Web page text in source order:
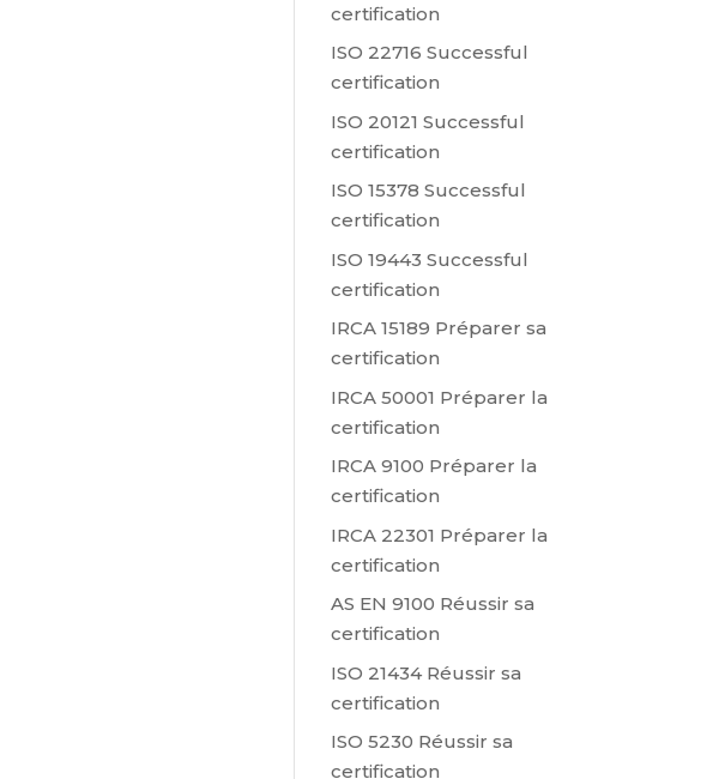
certification
ISO 22716 Successful
certification
ISO 20121 Successful
certification
ISO 15378 Successful
certification
ISO 19443 Successful
certification
IRCA 15189 Préparer sa
certification
IRCA 50001 Préparer la
certification
IRCA 9100 Préparer la
certification
IRCA 22301 Préparer la
certification
AS EN 9100 Réussir sa
certification
ISO 21434 Réussir sa
certification
ISO 5230 Réussir sa
certification